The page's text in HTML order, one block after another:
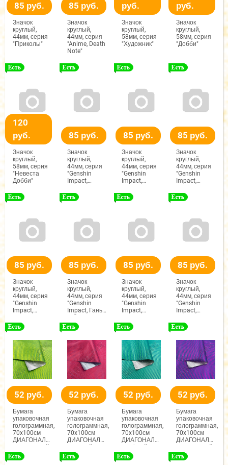
85 руб.
Значок
круглый,
44мм, серия
"Приколы"
85 руб.
Значок
круглый,
44мм, серия
"Anime, Death
Note"
руб.
Значок
круглый,
58мм, серия
"Художник"
руб.
Значок
круглый,
58мм, серия
"Добби"
120
руб.
Значок
круглый,
58мм, серия
"Невеста
Добби"
85 руб.
Значок
круглый,
44мм, серия
"Genshin
Impact,
85 руб.
Значок
круглый,
44мм, серия
"Genshin
Impact,
85 руб.
Значок
круглый,
44мм, серия
"Genshin
Impact,
85 руб.
Значок
круглый,
44мм, серия
"Genshin
Impact,
85 руб.
Значок
круглый,
44мм, серия
"Genshin
Impact, Гань
85 руб.
Значок
круглый,
44мм, серия
"Genshin
Impact,
85 руб.
Значок
круглый,
44мм, серия
"Genshin
Impact,
52 руб.
Бумага
упаковочная
голограммная,
70x100см
ДИАГОНАЛЬ,
ArtCoCo
52 руб.
Бумага
упаковочная
голограммная,
70x100см
ДИАГОНАЛЬ,
ArtCoCo
52 руб.
Бумага
упаковочная
голограммная,
70x100см
ДИАГОНАЛЬ,
ArtCoCo
52 руб.
Бумага
упаковочная
голограммная,
70x100см
ДИАГОНАЛЬ,
ArtCoCo